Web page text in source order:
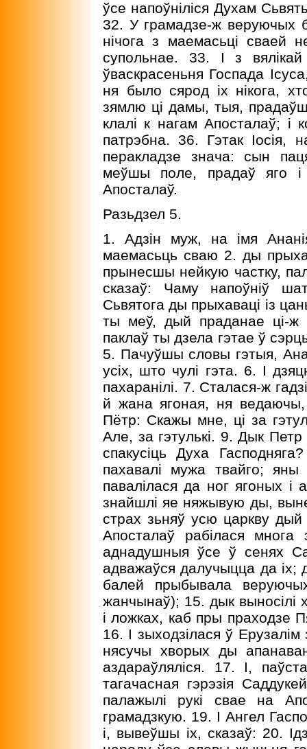
ўсе напоўніліся Духам
32. У грамадзе-ж веруючых
нічога з маемасьці сваей
супольнае. 33. I з вялікай
ўваскрасеньня Госпада
ня было сярод іх нікога,
зямлю ці дамы, тыя,
клалі к нагам Апосталаў;
патрэбна. 36. Гэтак Іосія,
перакладзе знача: сын
меўшы поле, прадаў яго
Апосталаў.
Разьдзел 5.
1. Адзін муж, на імя
маемасьць сваю 2. ды
прынесшы нейкую частку,
сказаў: Чаму напоўніў
Сьвятога ды прыхаваці із
ты меў, дый праданае ці-
паклаў ты дзела гэтае ў
5. Пачуўшы словы гэтыя,
усіх, што чулі гэта. 6. I
пахаранілі. 7. Сталася-ж
й жана ягоная, ня
Пётр: Скажы мне, ці за
Але, за гэтулькі. 9. Дык
спакусіць Духа
пахавалі мужа твайго;
павалілася да ног ягоных
знайшлі яе няжывую ды,
страх зьняў усю царкву
Апосталаў рабілася
аднадушныя ўсе ў сенях
адважаўся далучыцца да іх;
балей прыбывала
жанчынаў); 15. дык выносілі
і ложках, каб пры праходзе
16. I зыходзілася ў
нясучы хворых ды
аздараўляліся. 17. I,
тагачасная гэрэзія
палажылі рукі свае на
грамадзкую. 19. I Ангел
і, вывеўшы іх, сказаў: 20.